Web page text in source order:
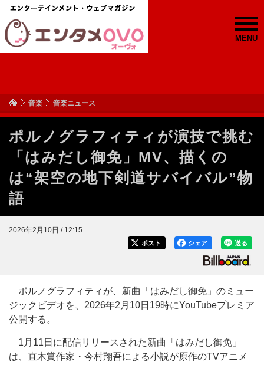
MENU
音楽 音楽ニュース
ポルノグラフィティが演技で挑む
「はみだし御免」MV、描くの
は“架空の地下剣道サバイバル”物
語
2026年2月10日 / 12:15
送る
シェア
ポスト
ポルノグラフィティが、新曲「はみだし御免」のミュー
ジックビデオを、2026年2月10日19時にYouTubeプレミア
公開する。
1月11日に配信リリースされた新曲「はみだし御免」
は、直木賞作家・今村翔吾による小説が原作のTVアニメ